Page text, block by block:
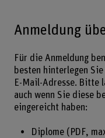
Anmeldung
Für die Anmeldung
besten hinterlegen
E-Mail-Adresse. Bitte
auch wenn Sie diese
eingereicht haben:
Diplome (PDF,